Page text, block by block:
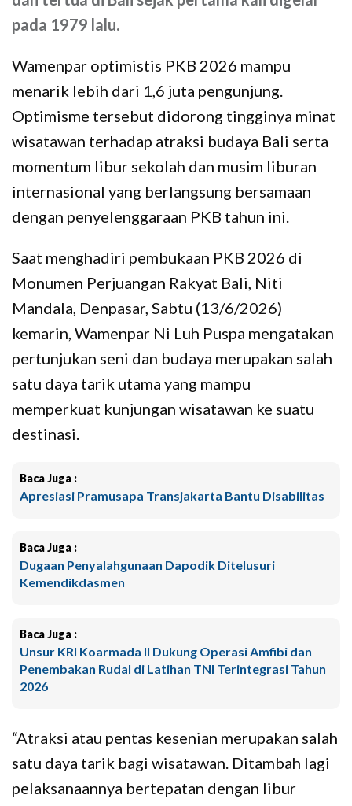
pada 1979 lalu.
Wamenpar optimistis PKB 2026 mampu
menarik lebih dari 1,6 juta pengunjung.
Optimisme tersebut didorong tingginya minat
wisatawan terhadap atraksi budaya Bali serta
momentum libur sekolah dan musim liburan
internasional yang berlangsung bersamaan
dengan penyelenggaraan PKB tahun ini.
Saat menghadiri pembukaan PKB 2026 di
Monumen Perjuangan Rakyat Bali, Niti
Mandala, Denpasar, Sabtu (13/6/2026)
kemarin, Wamenpar Ni Luh Puspa mengatakan
pertunjukan seni dan budaya merupakan salah
satu daya tarik utama yang mampu
memperkuat kunjungan wisatawan ke suatu
destinasi.
Baca Juga :
Apresiasi Pramusapa Transjakarta Bantu Disabilitas
Baca Juga :
Dugaan Penyalahgunaan Dapodik Ditelusuri
Kemendikdasmen
Baca Juga :
Unsur KRI Koarmada II Dukung Operasi Amfibi dan
Penembakan Rudal di Latihan TNI Terintegrasi Tahun
2026
“Atraksi atau pentas kesenian merupakan salah
satu daya tarik bagi wisatawan. Ditambah lagi
pelaksanaannya bertepatan dengan libur